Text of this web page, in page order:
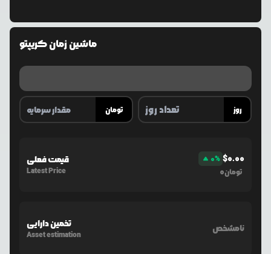
ماشین زمان کریپتو
تومان روز
قیمت فعلی
Latest Price
0% $0.00
0تومان
تخمین دارایی
Asset estimation
نامشخص